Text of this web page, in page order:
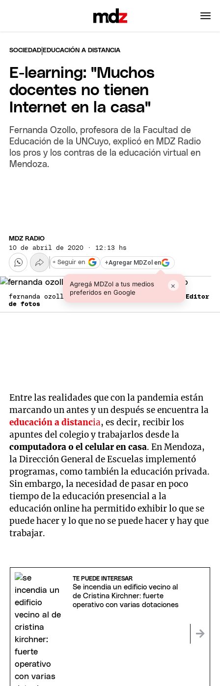
SOCIEDAD |EDUCACIÓN A DISTANCIA
E-learning: "Muchos
docentes no tienen
Internet en la casa"
Fernanda Ozollo, profesora de la Facultad de
Educación de la UNCuyo, explicó en MDZ Radio
los pros y los contras de la educación virtual en
Mendoza.
MDZ RADIO
10 de abril de 2020 · 12:13 hs
+Agregar MDZol en
Agregá MDZol a tus medios
preferidos en Google
×
+ Seguir en
fernanda ozollo Fernanda Ozolli Foto: UNCUyo
Editor
de fotos
Entre las realidades que con la pandemia están
marcando un antes y un después se encuentra la
educación a distancia, es decir, recibir los
apuntes del colegio y trabajarlos desde la
computadora o el celular en casa. En Mendoza,
la Dirección General de Escuelas implementó
programas, como también la educación privada.
Sin embargo, la necesidad de pasar en poco
tiempo de la educación presencial a la
educación online ha permitido exhibir lo que se
puede hacer y lo que no se puede hacer y hay que
trabajar.
TE PUEDE INTERESAR
Se incendia un edificio vecino al
de Cristina Kirchner: fuerte
operativo con varias dotaciones